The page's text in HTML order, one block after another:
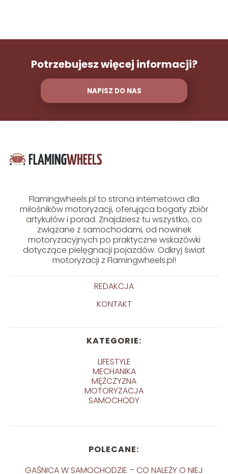
Potrzebujesz więcej informacji?
NAPISZ DO NAS
Flamingwheels.pl to strona internetowa dla
miłośników motoryzacji, oferująca bogaty zbiór
artykułów i porad. Znajdziesz tu wszystko, co
związane z samochodami, od nowinek
motoryzacyjnych po praktyczne wskazówki
dotyczące pielęgnacji pojazdów. Odkryj świat
motoryzacji z Flamingwheels.pl!
REDAKCJA
KONTAKT
KATEGORIE:
LIFESTYLE
MECHANIKA
MĘŻCZYZNA
MOTORYZACJA
SAMOCHODY
POLECANE:
GAŚNICA W SAMOCHODZIE – CO NALEŻY O NIEJ